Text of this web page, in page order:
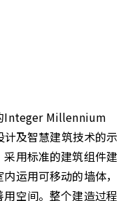
Integer Millennium
及智慧建筑技术的示
用标准的建筑组件建
运用可移动的墙体，
空间。整个建造过程